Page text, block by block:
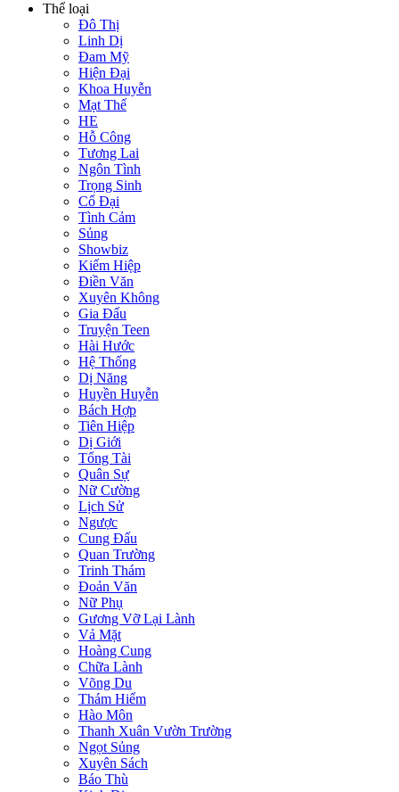
Thể loại
Đô Thị
Linh Dị
Đam Mỹ
Hiện Đại
Khoa Huyễn
Mạt Thế
HE
Hỗ Công
Tương Lai
Ngôn Tình
Trọng Sinh
Cổ Đại
Tình Cảm
Sủng
Showbiz
Kiếm Hiệp
Điền Văn
Xuyên Không
Gia Đấu
Truyện Teen
Hài Hước
Hệ Thống
Dị Năng
Huyền Huyễn
Bách Hợp
Tiên Hiệp
Dị Giới
Tổng Tài
Quân Sự
Nữ Cường
Lịch Sử
Ngược
Cung Đấu
Quan Trường
Trinh Thám
Đoản Văn
Nữ Phụ
Gương Vỡ Lại Lành
Vả Mặt
Hoàng Cung
Chữa Lành
Võng Du
Thám Hiểm
Hào Môn
Thanh Xuân Vườn Trường
Ngọt Sủng
Xuyên Sách
Báo Thù